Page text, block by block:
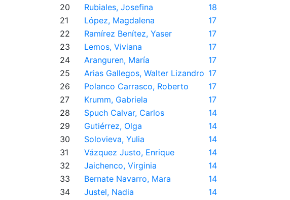
20
Rubiales, Josefina
18
21
López, Magdalena
17
22
Ramírez Benítez, Yaser
17
23
Lemos, Viviana
17
24
Aranguren, María
17
25
Arias Gallegos, Walter Lizandro 17
26
Polanco Carrasco, Roberto
17
27
Krumm, Gabriela
17
28
Spuch Calvar, Carlos
14
29
Gutiérrez, Olga
14
30
Solovieva, Yulia
14
31
Vázquez Justo, Enrique
14
32
Jaichenco, Virginia
14
33
Bernate Navarro, Mara
14
34
Justel, Nadia
14